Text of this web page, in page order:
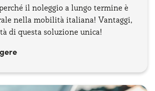
il noleggio a lungo termine è
nella mobilità italiana! Vantaggi,
di questa soluzione unica!